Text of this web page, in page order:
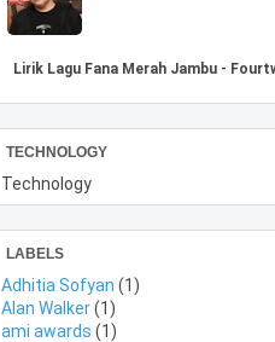
Lirik Lagu Fana Merah Jambu -
TECHNOLOGY
Technology
LABELS
Adhitia Sofyan (1)
Alan Walker (1)
ami awards (1)